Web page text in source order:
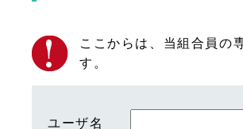
ここからは、当組合員の
す。
ユーザ名